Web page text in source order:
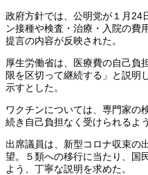
政府方針では、公明党が１月24
ン接種や検査・治療・入院の費
提言の内容が反映された。
厚生労働省は、医療費の自己負
限を区切って継続する」と説明
示すとした。
ワクチンについては、専門家の
続き自己負担なく受けられるよ
出席議員は、新型コロナ収束の
望。５類への移行に当たり、国
よう、丁寧な説明を求めた。